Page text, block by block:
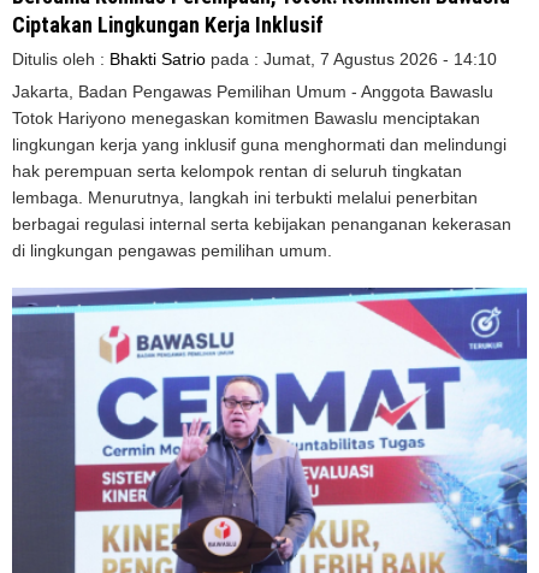
Ciptakan Lingkungan Kerja Inklusif
Ditulis oleh : Bhakti Satrio pada : Jumat, 7 Agustus 2026 - 14:10
Jakarta, Badan Pengawas Pemilihan Umum - Anggota Bawaslu
Totok Hariyono menegaskan komitmen Bawaslu menciptakan
lingkungan kerja yang inklusif guna menghormati dan melindungi
hak perempuan serta kelompok rentan di seluruh tingkatan
lembaga. Menurutnya, langkah ini terbukti melalui penerbitan
berbagai regulasi internal serta kebijakan penanganan kekerasan
di lingkungan pengawas pemilihan umum.